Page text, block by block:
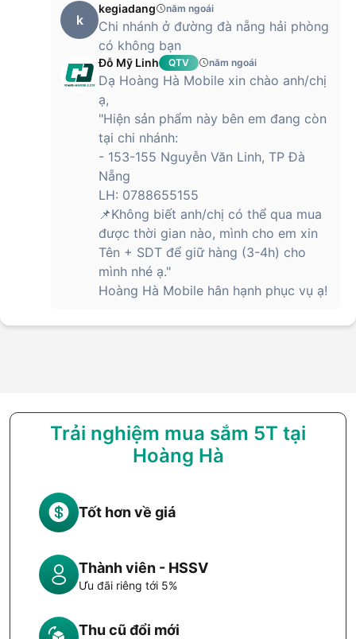
Chống ồn ANC – Giảm tiếng ồn môi trường, nâng cao
trải nghiệm nghe.
Xuyên âm (Transparency Mode) – Nghe âm thanh xung
quanh khi cần thiết.
Điều khiển giọng nói – Dễ dàng gọi trợ lý ảo mà không
cần chạm vào điện thoại.
Tích hợp micro đàm thoại – Đàm thoại rõ ràng, không bị
Cảm ứng trên case – Điều khiển nhanh chóng ngay
trên hộp sạc.
Với các tính năng tiên tiến, Stargo Hero mang lại sự tiện lợi tối
đa, giúp bạn điều khiển âm thanh theo cách riêng của mình.
Tai nghe Bluetooth Stargo Hero – Lựa chọn hoàn hảo cho
những ai yêu thích âm nhạc chất lượng cao, công nghệ hiện
đại và sự tiện lợi tối ưu. Mua ngay hôm nay để trải nghiệm
âm thanh đỉnh cao!
k
kegiadang năm ngoái
Chi nhánh ở đường đà nẵng hải phòng
có không bạn
Đỗ Mỹ Linh QTV năm ngoái
Dạ Hoàng Hà Mobile xin chào anh/chị
ạ,
"Hiện sản phẩm này bên em đang còn
tại chi nhánh:
- 153-155 Nguyễn Văn Linh, TP Đà
Nẵng
LH: 0788655155
📌Không biết anh/chị có thể qua mua
được thời gian nào, mình cho em xin
Tên + SDT để giữ hàng (3-4h) cho
mình nhé ạ."
Hoàng Hà Mobile hân hạnh phục vụ ạ!
Trải nghiệm mua sắm 5T tại
Hoàng Hà
Tốt hơn về giá
Thành viên - HSSV
Ưu đãi riêng tới 5%
Thu cũ đổi mới